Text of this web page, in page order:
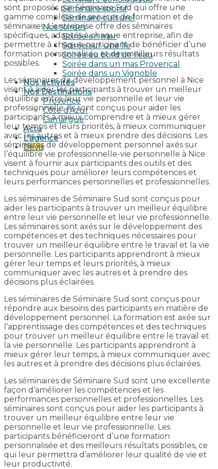
Séminaire sportif
Séminaire culturel
Nos soirées
Soirée en mer
Soirée sur une île
Soirée au bord de l’eau
Soirée dans un mas Provençal
Soirée dans un Vignoble
Nos activités
Nos Destinations
Provence
Côte d’Azur
Camargue
Actu
L’agence
Devis
sont proposés par Séminaire Sud qui offre une
gamme complète de services de formation et de
séminaires. L’entreprise offre des séminaires
spécifiques, adaptés à chaque entreprise, afin de
permettre à chaque participant de bénéficier d’une
formation personnalisée et des meilleurs résultats
possibles.
Les séminaires de développement personnel à Nice
visent à aider les participants à trouver un meilleur
équilibre entre leur vie personnelle et leur vie
professionnelle. Ils sont conçus pour aider les
participants à mieux comprendre et à mieux gérer
leur temps et leurs priorités, à mieux communiquer
avec les autres et à mieux prendre des décisions. Les
séminaires de développement personnel axés sur
l’équilibre vie professionnelle-vie personnelle à Nice
visent à fournir aux participants des outils et des
techniques pour améliorer leurs compétences et
leurs performances personnelles et professionnelles.
Les séminaires de Séminaire Sud sont conçus pour
aider les participants à trouver un meilleur équilibre
entre leur vie personnelle et leur vie professionnelle.
Les séminaires sont axés sur le développement des
compétences et des techniques nécessaires pour
trouver un meilleur équilibre entre le travail et la vie
personnelle. Les participants apprendront à mieux
gérer leur temps et leurs priorités, à mieux
communiquer avec les autres et à prendre des
décisions plus éclairées.
Les séminaires de Séminaire Sud sont conçus pour
répondre aux besoins des participants en matière de
développement personnel. La formation est axée sur
l’apprentissage des compétences et des techniques
pour trouver un meilleur équilibre entre le travail et
la vie personnelle. Les participants apprendront à
mieux gérer leur temps, à mieux communiquer avec
les autres et à prendre des décisions plus éclairées.
Les séminaires de Séminaire Sud sont une excellente
façon d’améliorer les compétences et les
performances personnelles et professionnelles. Les
séminaires sont conçus pour aider les participants à
trouver un meilleur équilibre entre leur vie
personnelle et leur vie professionnelle. Les
participants bénéficieront d’une formation
personnalisée et des meilleurs résultats possibles, ce
qui leur permettra d’améliorer leur qualité de vie et
leur productivité.